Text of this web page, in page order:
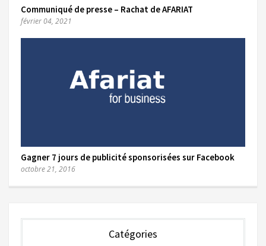
Communiqué de presse – Rachat de AFARIAT
février 04, 2021
Gagner 7 jours de publicité sponsorisées sur Facebook
octobre 21, 2016
Catégories